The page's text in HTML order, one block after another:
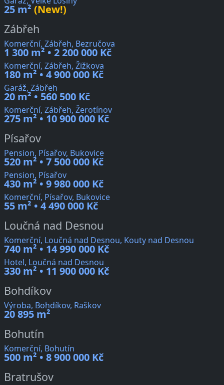
25 m² (New!)
Zábřeh
Komerční, Zábřeh, Bezručova
1 300 m² • 2 200 000 Kč
Komerční, Zábřeh, Žižkova
180 m² • 4 900 000 Kč
Garáž, Zábřeh
20 m² • 560 500 Kč
Komerční, Zábřeh, Žerotínov
275 m² • 10 900 000 Kč
Písařov
Pension, Písařov, Bukovice
520 m² • 7 500 000 Kč
Pension, Písařov
430 m² • 9 980 000 Kč
Komerční, Písařov, Bukovice
55 m² • 4 490 000 Kč
Loučná nad Desnou
Komerční, Loučná nad Desnou, Kouty nad Desnou
740 m² • 14 990 000 Kč
Hotel, Loučná nad Desnou
330 m² • 11 900 000 Kč
Bohdíkov
Výroba, Bohdíkov, Raškov
20 895 m²
Bohutín
Komerční, Bohutín
500 m² • 8 900 000 Kč
Bratrušov